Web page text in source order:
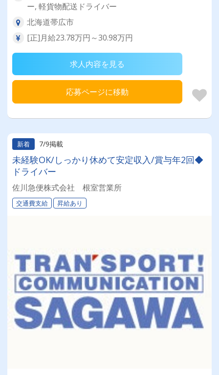
ー, 軽貨物配送ドライバー
北海道帯広市
[正]月給23.78万円～30.98万円
求人内容を見る
応募ページに移動
新着 7/9掲載
未経験OK/しっかり休めて安定収入/賞与年2回◆
ドライバー
佐川急便株式会社 根室営業所
交通費支給 昇給あり